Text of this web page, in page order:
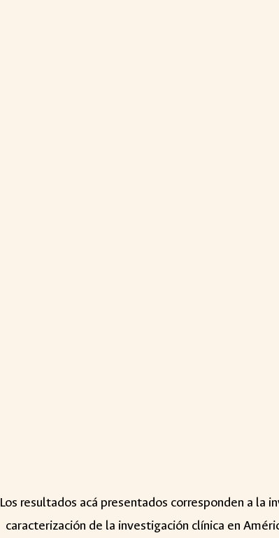
Los resultados acá presentados corresponden a la
caracterización de la investigación clínica en